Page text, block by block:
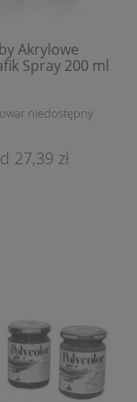
Akrylowe
Spray 200 ml
niedostępny
27,39 zł